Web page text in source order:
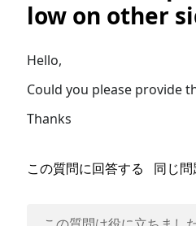
low on other
Hello,
Could you please provide
Thanks
この質問に回答する 同じ